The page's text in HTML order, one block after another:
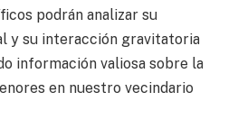
podrán analizar su
y su interacción gravitatoria
información valiosa sobre la
en nuestro vecindario